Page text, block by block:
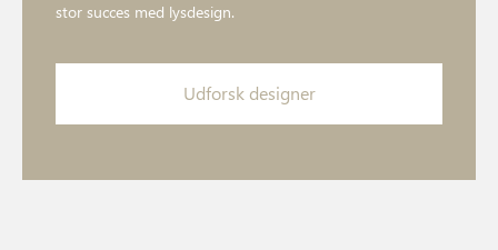
stor succes med lysdesign.
Udforsk designer